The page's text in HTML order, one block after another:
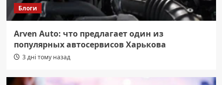
Блоги
Arven Auto: что предлагает один из
популярных автосервисов Харькова
3 дні тому назад